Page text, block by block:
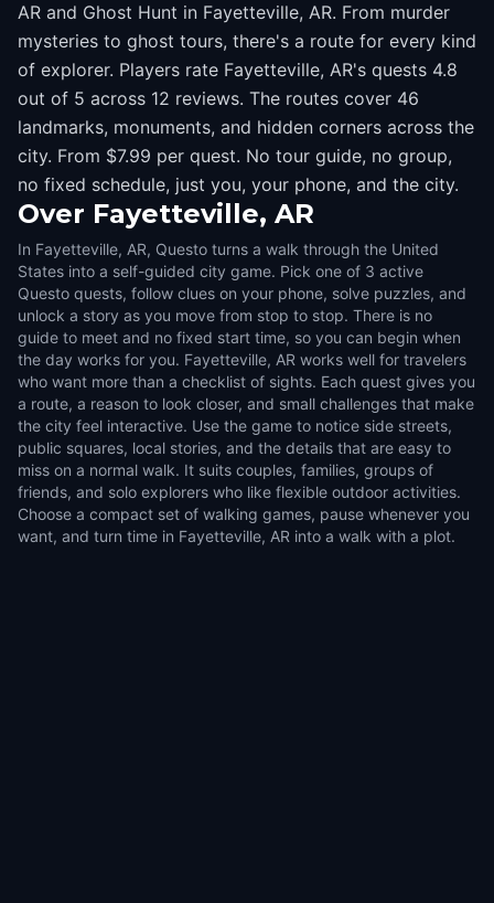
AR and Ghost Hunt in Fayetteville, AR. From murder
mysteries to ghost tours, there's a route for every kind
of explorer. Players rate Fayetteville, AR's quests 4.8
out of 5 across 12 reviews. The routes cover 46
landmarks, monuments, and hidden corners across the
city. From $7.99 per quest. No tour guide, no group,
no fixed schedule, just you, your phone, and the city.
Over Fayetteville, AR
In Fayetteville, AR, Questo turns a walk through the United
States into a self-guided city game. Pick one of 3 active
Questo quests, follow clues on your phone, solve puzzles, and
unlock a story as you move from stop to stop. There is no
guide to meet and no fixed start time, so you can begin when
the day works for you. Fayetteville, AR works well for travelers
who want more than a checklist of sights. Each quest gives you
a route, a reason to look closer, and small challenges that make
the city feel interactive. Use the game to notice side streets,
public squares, local stories, and the details that are easy to
miss on a normal walk. It suits couples, families, groups of
friends, and solo explorers who like flexible outdoor activities.
Choose a compact set of walking games, pause whenever you
want, and turn time in Fayetteville, AR into a walk with a plot.